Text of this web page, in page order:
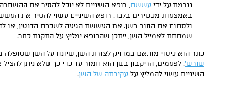
נגרמת על ידי עששת, רופא השיניים לא יוכל להסיר את
באמצעות מכשירים בלבד. רופא השיניים עשוי להסיר את
ולסתום את החור בשן. אם העששת הגיעה לשכבת הדנטין, או
שמתחת לאמייל השן, ייתכן שהרופא ימליץ על התקנת כתר.
כתר הוא כיסוי מותאם במדויק לצורת השן, שיונח על השן שטופלה
שורש׳. לפעמים, הריקבון בשן הוא חמור עד כדי כך שלא ניתן
השיניים עשוי להמליץ על עקירתה של השן.